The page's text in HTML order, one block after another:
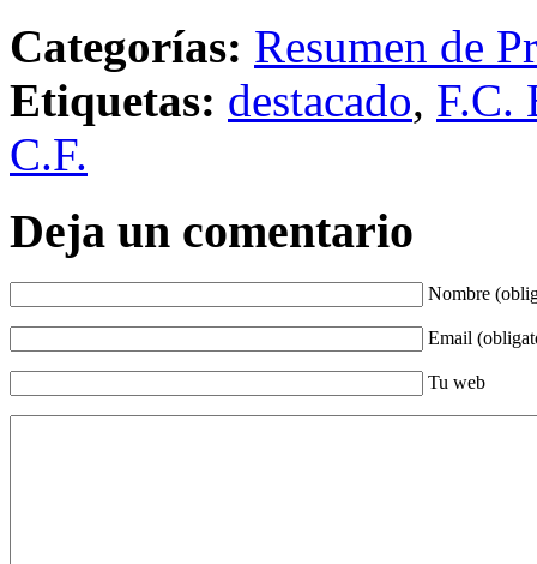
Categorías: Resumen de
Etiquetas: destacado, F.C.
C.F.
Deja un comentario
Nombre
Email
Tu web